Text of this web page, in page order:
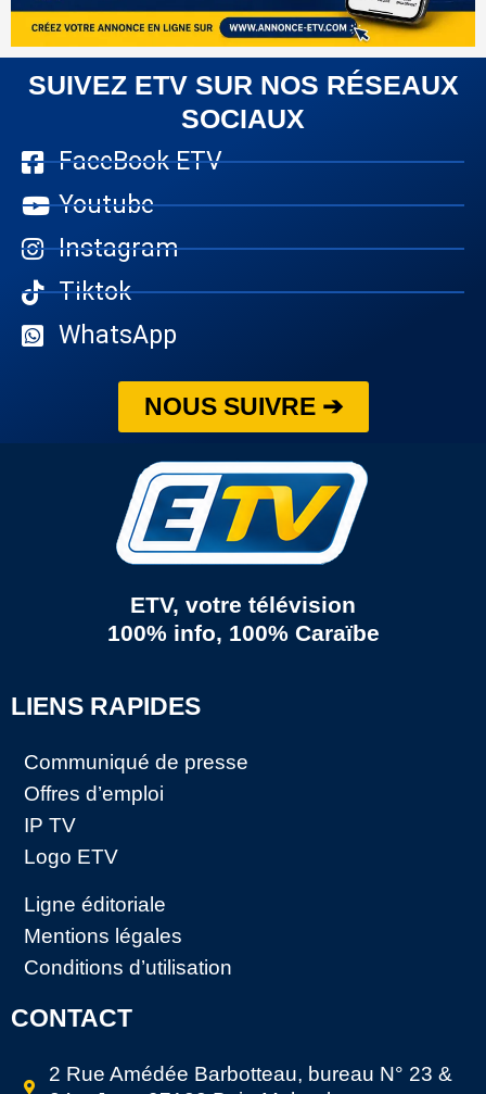
SUIVEZ ETV SUR NOS RÉSEAUX
SOCIAUX
FaceBook ETV
Youtube
Instagram
Tiktok
WhatsApp
NOUS SUIVRE ➔
ETV, votre télévision
100% info, 100% Caraïbe
LIENS RAPIDES
Communiqué de presse
Offres d’emploi
IP TV
Logo ETV
Ligne éditoriale
Mentions légales
Conditions d’utilisation
CONTACT
2 Rue Amédée Barbotteau, bureau N° 23 &